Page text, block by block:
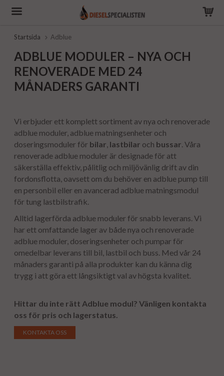
Startsida Adblue
ADBLUE MODULER – NYA OCH
RENOVERADE MED 24
MÅNADERS GARANTI
Vi erbjuder ett komplett sortiment av nya och renoverade
adblue moduler, adblue matningsenheter och
doseringsmoduler för bilar, lastbilar och bussar. Våra
renoverade adblue moduler är designade för att
säkerställa effektiv, pålitlig och miljövänlig drift av din
fordonsflotta, oavsett om du behöver en adblue pump till
en personbil eller en avancerad adblue matningsmodul
för tung lastbilstrafik.
Alltid lagerförda adblue moduler för snabb leverans. Vi
har ett omfattande lager av både nya och renoverade
adblue moduler, doseringsenheter och pumpar för
omedelbar leverans till bil, lastbil och buss. Med vår 24
månaders garanti på alla produkter kan du känna dig
trygg i att göra ett långsiktigt val av högsta kvalitet.
Hittar du inte rätt Adblue modul? Vänligen kontakta
oss för pris och lagerstatus.
KONTAKTA OSS